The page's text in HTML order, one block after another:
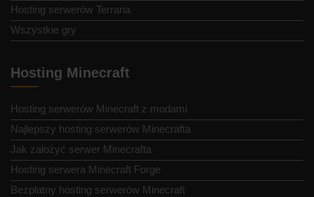
Hosting serwerów Terraria
Wszystkie gry
Hosting Minecraft
Hosting serwerów Minecraft z modami
Najlepszy hosting serwerów Minecrafta
Jak założyć serwer Minecrafta
Hosting serwera Minecraft Forge
Bezpłatny hosting serwerów Minecraft